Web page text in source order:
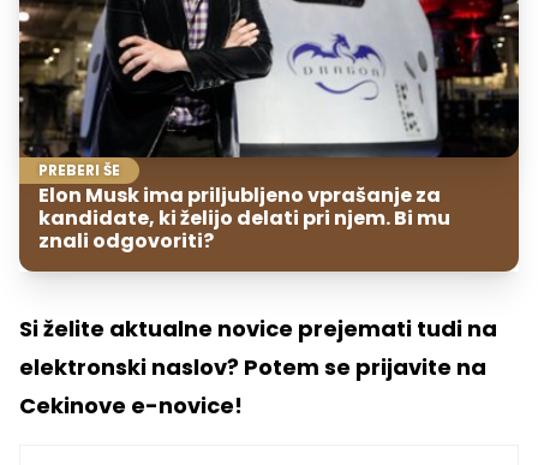
PREBERI ŠE
Elon Musk ima priljubljeno vprašanje za
kandidate, ki želijo delati pri njem. Bi mu
znali odgovoriti?
Si želite aktualne novice prejemati tudi na
elektronski naslov? Potem se prijavite na
Cekinove e-novice!